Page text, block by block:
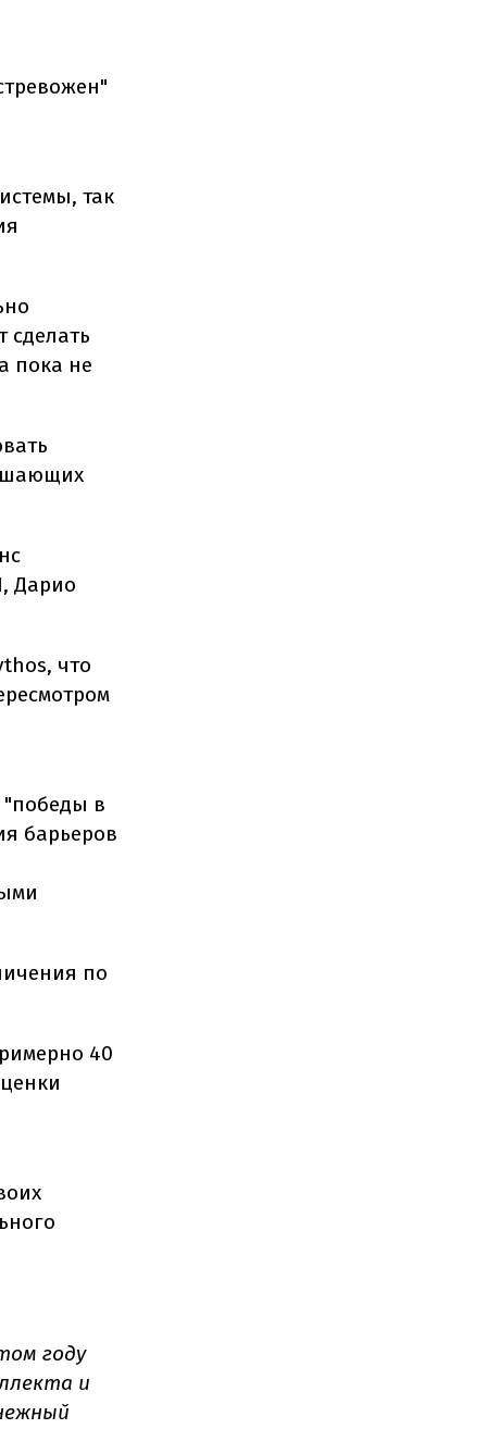
так
сделать
пока не
Дарио
что
"победы в
барьеров
по
40
году
и